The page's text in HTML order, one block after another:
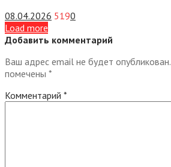
08.04.2026 5190
Load more
Добавить комментарий
Ваш адрес email не будет опубликован.
помечены *
Комментарий *